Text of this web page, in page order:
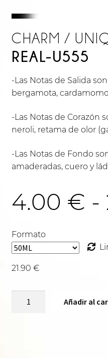
CHARM /
REAL-U555
-Las Notas de Salida
bergamota,
-Las Notas de Corazón
neroli, retama de olor
-Las Notas de Fondo
amaderadas, cuero y
4.00 € -
Formato
21.90 €
Añadir al